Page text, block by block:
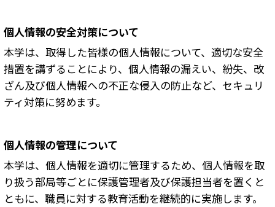
個人情報の安全対策について
本学は、取得した皆様の個人情報について、適切な安全
措置を講ずることにより、個人情報の漏えい、紛失、改
ざん及び個人情報への不正な侵入の防止など、セキュリ
ティ対策に努めます。
個人情報の管理について
本学は、個人情報を適切に管理するため、個人情報を取
り扱う部局等ごとに保護管理者及び保護担当者を置くと
ともに、職員に対する教育活動を継続的に実施します。